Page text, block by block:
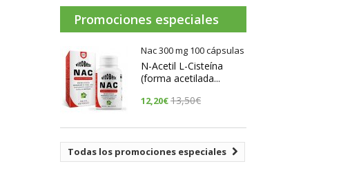
Promociones especiales
Nac 300 mg 100 cápsulas
N-Acetil L-Cisteína
(forma acetilada...
12,20€13,50€
Todas los promociones especiales